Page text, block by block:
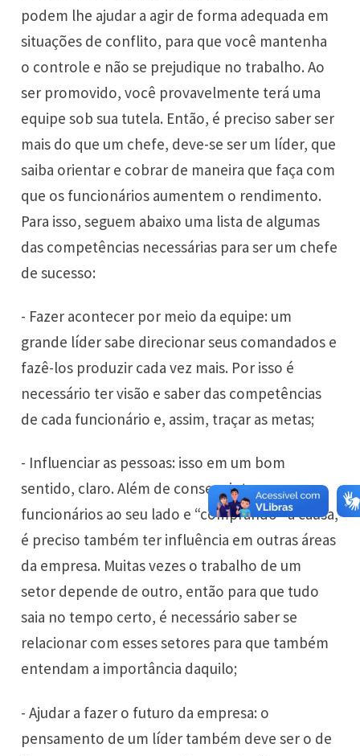
podem lhe ajudar a agir de forma adequada em
situações de conflito, para que você mantenha
o controle e não se prejudique no trabalho. Ao
ser promovido, você provavelmente terá uma
equipe sob sua tutela. Então, é preciso saber ser
mais do que um chefe, deve-se ser um líder, que
saiba orientar e cobrar de maneira que faça com
que os funcionários aumentem o rendimento.
Para isso, seguem abaixo uma lista de algumas
das competências necessárias para ser um chefe
de sucesso:
- Fazer acontecer por meio da equipe: um
grande líder sabe direcionar seus comandados e
fazê-los produzir cada vez mais. Por isso é
necessário ter visão e saber das competências
de cada funcionário e, assim, traçar as metas;
- Influenciar as pessoas: isso em um bom
sentido, claro. Além de conseguir ter os
funcionários ao seu lado e “comprando” a causa,
é preciso também ter influência em outras áreas
da empresa. Muitas vezes o trabalho de um
setor depende de outro, então para que tudo
saia no tempo certo, é necessário saber se
relacionar com esses setores para que também
entendam a importância daquilo;
- Ajudar a fazer o futuro da empresa: o
pensamento de um líder também deve ser o de